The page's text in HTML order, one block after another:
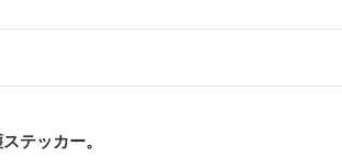
テッカー。